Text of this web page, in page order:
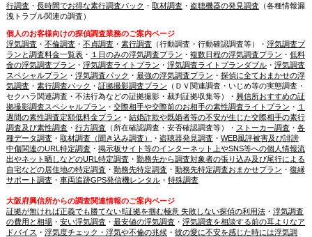
行調査・ 長時間でお得な素行調査パック ・ 取材調査・ 盗聴機器の発見調査（各種情報漏
洩トラブル関連の調査）
個人のお客様向けの探偵調査業務のご案内ページ
浮気調査・ 不倫調査・ 不貞調査・ 素行調査（行動調査・行動確認調査等）・ 浮気調査プ
ランと調査料金一覧表・ １日のみの浮気調査プラン ・ 複数日程の浮気調査プラン ・ 低料
金の浮気調査プラン ・ 浮気調査ライトプラン ・ 浮気調査ライトプランダブル・ 浮気調査
スペシャルプラン ・ 浮気調査パック ・ 最強の浮気調査プラン ・ 探偵に全ておまかせの浮
気調査・ 素行調査パック ・ 証拠撮影調査プラン （ＤＶ関連調査・いじめ等の実態調査・
セクハラ関連調査・不法行為などの証拠撮影・裁判証拠収集等）・ 興信所おすすめの証
拠撮影調査スペシャルプラン ・ 交際相手や交際前のお相手の素性調査ライトプラン ・ １
週間の素性調査定額低料金プラン ・ 結婚詐欺や既婚者等の不安が生じた交際相手の素行
調査及び素性調査・ 行方調査（所在確認調査・安否確認調査等）・ ストーカー調査・ 各
種データ調査・ 取材調査（聞き込み調査） ・ 盗聴器発見調査・ WEB風評被害及び誹謗
中傷関連のURL特定調査・ 掲示板サイト等のインターネット上やSNS等への個人情報流
出やネット晒しなどのURL特定調査・ 勤務先から調査対象者の張り込み及び尾行による
自宅などの居住地の特定調査・ 勤務先特定調査・ 勤務先特定調査おまかせプラン ・ 復縁
サポート調査・ 車両追跡GPS発信機レンタル・ 特殊調査
大阪府興信所からの調査関連情報のご案内ページ
証拠が無ければ正義でも勝てない‼証拠を掴む極意 失敗しない探偵の利用法・ 浮気調査
の費用と相場・ 安い浮気調査・ 最安値の浮気調査・ 浮気調査を相談する前の耳よりなア
ドバイス ・ 浮気度チェック・浮気や不倫の兆候・ 彼の愛に不安を感じた時には浮気調